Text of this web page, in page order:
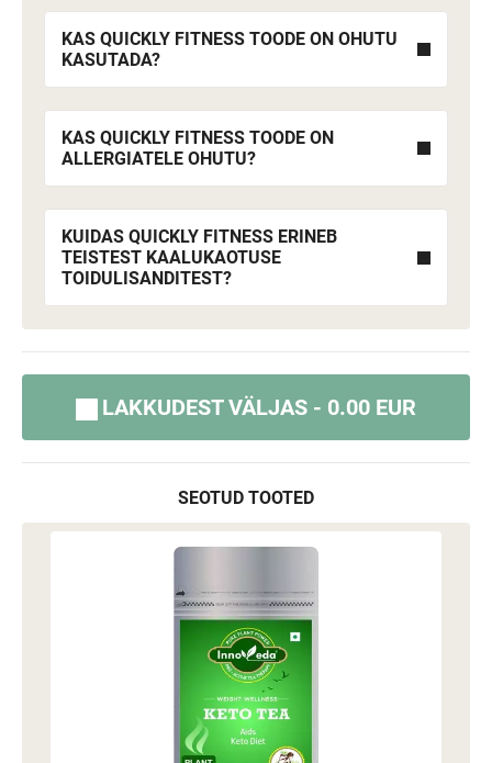
KAS QUICKLY FITNESS TOODE ON OHUTU
KASUTADA?
KAS QUICKLY FITNESS TOODE ON
ALLERGIATELE OHUTU?
KUIDAS QUICKLY FITNESS ERINEB
TEISTEST KAALUKAOTUSE
TOIDULISANDITEST?
LAKKUDEST VÄLJAS - 0.00 EUR
SEOTUD TOOTED